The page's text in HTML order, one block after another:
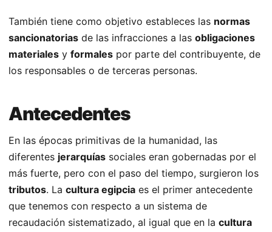
También tiene como objetivo estableces las normas
sancionatorias de las infracciones a las obligaciones
materiales y formales por parte del contribuyente, de
los responsables o de terceras personas.
Antecedentes
En las épocas primitivas de la humanidad, las
diferentes jerarquías sociales eran gobernadas por el
más fuerte, pero con el paso del tiempo, surgieron los
tributos. La cultura egipcia es el primer antecedente
que tenemos con respecto a un sistema de
recaudación sistematizado, al igual que en la cultura